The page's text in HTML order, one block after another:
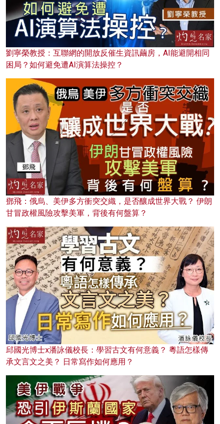
劉寧榮教授：互聯網的開放反催生資訊繭房，AI能避開相同
困局？如何避免遭AI演算法操控？
鄧飛：俄烏、美伊多方衝突交織，是否釀成世界大戰？ 伊朗
甘冒政權風險攻擊美軍，背後有何盤算？
邱國光博士x潘詠儀校長：學習古文有何意義？ 粵語怎樣傳
承文言文之美？ 日常寫作如何應用？